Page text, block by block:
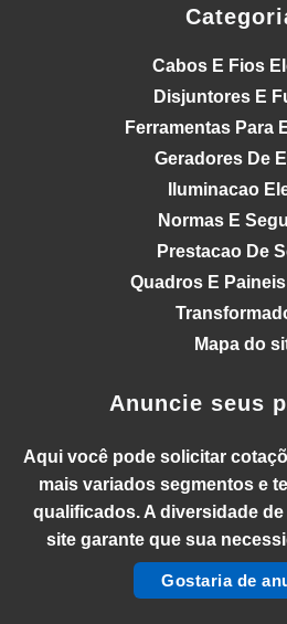
Cabos E Fios
Disjuntores E
Ferramentas Para
Geradores De
Iluminacao
Normas E
Prestacao De
Quadros E
Mapa do
Anuncie seus
Aqui você pode solicitar
mais variados segmentos e
qualificados. A diversidade
site garante que sua
Gostaria de